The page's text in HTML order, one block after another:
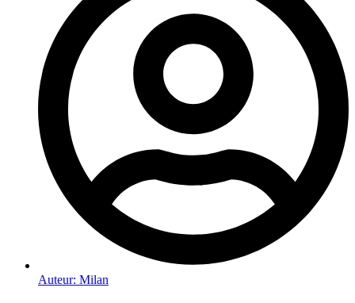
Auteur: Milan